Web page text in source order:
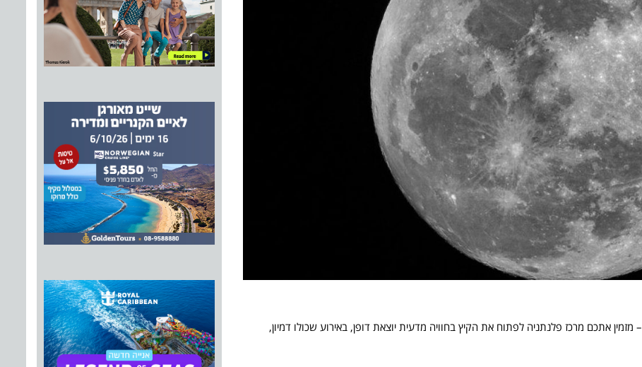
– מזמין אתכם מרכז פלנתניה לפתוח את הקיץ בחוויה מדעית יוצאת דופן, באירוע שכולו דמיון,